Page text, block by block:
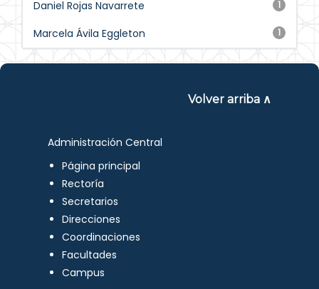
1
Daniel Rojas Navarrete
1
Marcela Ávila Eggleton
Volver arriba ∧
Administración Central
Página principal
Rectoría
Secretarios
Direcciones
Coordinaciones
Facultades
Campus